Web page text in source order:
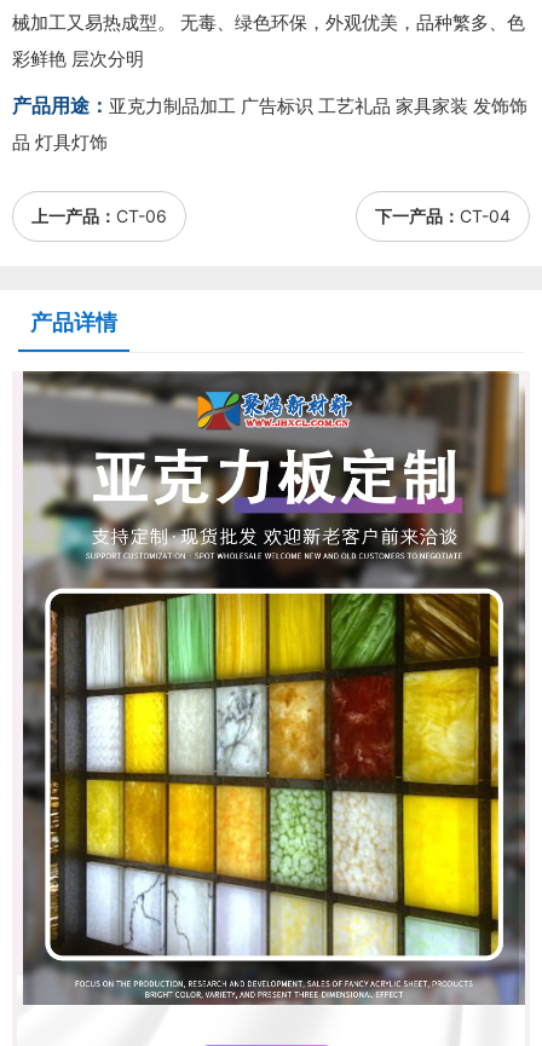
械加工又易热成型。 无毒、绿色环保，外观优美，品种繁多、色
彩鲜艳 层次分明
产品用途： 亚克力制品加工 广告标识 工艺礼品 家具家装 发饰饰
品 灯具灯饰
上一产品： CT-06 下一产品： CT-04
产品详情